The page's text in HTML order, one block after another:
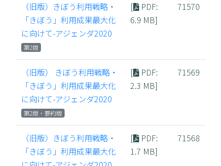
（旧版）きぼう利用戦略・
「きぼう」利用成果最大化
に向けて-アジェンダ2020
第2版
[ PDF:
6.9 MB]
71570
（旧版） きぼう利用戦略・
「きぼう」利用成果最大化
に向けて-アジェンダ2020
第2版・要約版
[ PDF:
2.3 MB]
71569
（旧版）きぼう利用戦略・
「きぼう」利用成果最大化
[ PDF:
1.7 MB]
71568